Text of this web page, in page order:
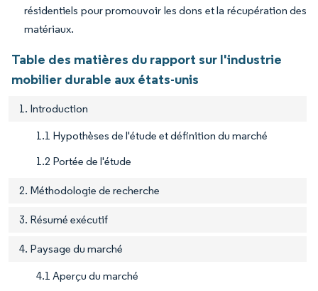
résidentiels pour promouvoir les dons et la récupération des
matériaux.
Table des matières du rapport sur l'industrie
mobilier durable aux états-unis
1. Introduction
1.1 Hypothèses de l'étude et définition du marché
1.2 Portée de l'étude
2. Méthodologie de recherche
3. Résumé exécutif
4. Paysage du marché
4.1 Aperçu du marché